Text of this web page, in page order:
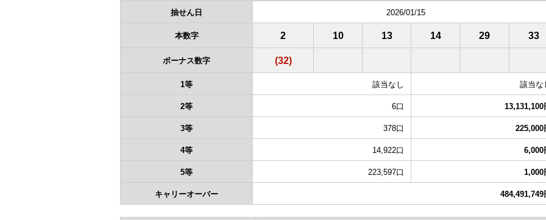
抽せん日 2026/01/15
本数字 2 10 13 14 29 33
ボーナス数字 (32)
1等 該当なし 該当な
2等 6口 13,131,100
3等 378口 225,000
4等 14,922口 6,000
5等 223,597口 1,000
キャリーオーバー 484,491,749